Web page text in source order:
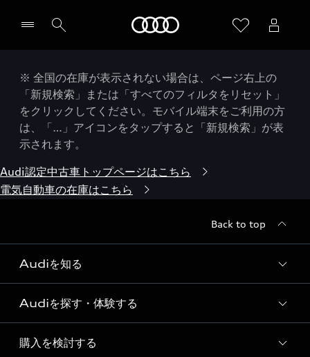
※ 全国の在庫が表示されない場合は、ページ右上の
「新規検索」または「すべてのフィルタをリセット」
をクリックしてください。モバイル端末をご利用の方
は、「…」アイコンをタップすると「新規検索」が表
示されます。
Audi認定中古車トップページはこちら
電気自動車の在庫はこちら
Back to top
Audiを知る
Audi ブランド
Story of Progress
Audiを探す・体験する
ディーラー検索
購入を検討する